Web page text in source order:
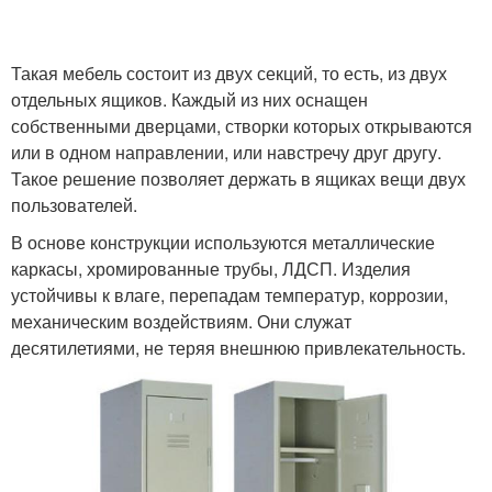
Такая мебель состоит из двух секций, то есть, из двух
отдельных ящиков. Каждый из них оснащен
собственными дверцами, створки которых открываются
или в одном направлении, или навстречу друг другу.
Такое решение позволяет держать в ящиках вещи двух
пользователей.
В основе конструкции используются металлические
каркасы, хромированные трубы, ЛДСП. Изделия
устойчивы к влаге, перепадам температур, коррозии,
механическим воздействиям. Они служат
десятилетиями, не теряя внешнюю привлекательность.